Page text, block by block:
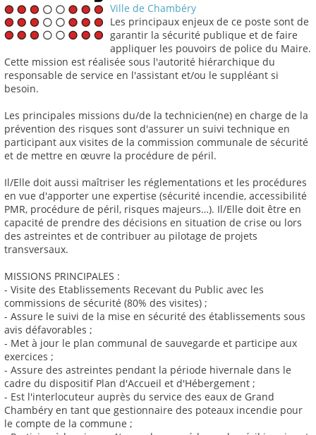
Ville de Chambéry
Les principaux enjeux de ce poste sont de
garantir la sécurité publique et de faire
appliquer les pouvoirs de police du Maire.
Cette mission est réalisée sous l'autorité hiérarchique du
responsable de service en l'assistant et/ou le suppléant si
besoin.
Les principales missions du/de la technicien(ne) en charge de la
prévention des risques sont d'assurer un suivi technique en
participant aux visites de la commission communale de sécurité
et de mettre en œuvre la procédure de péril.
Il/Elle doit aussi maîtriser les réglementations et les procédures
en vue d'apporter une expertise (sécurité incendie, accessibilité
PMR, procédure de péril, risques majeurs…). Il/Elle doit être en
capacité de prendre des décisions en situation de crise ou lors
des astreintes et de contribuer au pilotage de projets
transversaux.
MISSIONS PRINCIPALES :
- Visite des Etablissements Recevant du Public avec les
commissions de sécurité (80% des visites) ;
- Assure le suivi de la mise en sécurité des établissements sous
avis défavorables ;
- Met à jour le plan communal de sauvegarde et participe aux
exercices ;
- Assure des astreintes pendant la période hivernale dans le
cadre du dispositif Plan d'Accueil et d'Hébergement ;
- Est l'interlocuteur auprès du service des eaux de Grand
Chambéry en tant que gestionnaire des poteaux incendie pour
le compte de la commune ;